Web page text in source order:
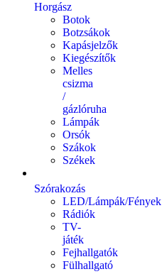
Horgász
Botok
Botzsákok
Kapásjelzők
Kiegészítők
Melles
csizma
/
gázlóruha
Lámpák
Orsók
Szákok
Székek
Szórakozás
LED/Lámpák/Fények
Rádiók
TV-
játék
Fejhallgatók
Fülhallgató